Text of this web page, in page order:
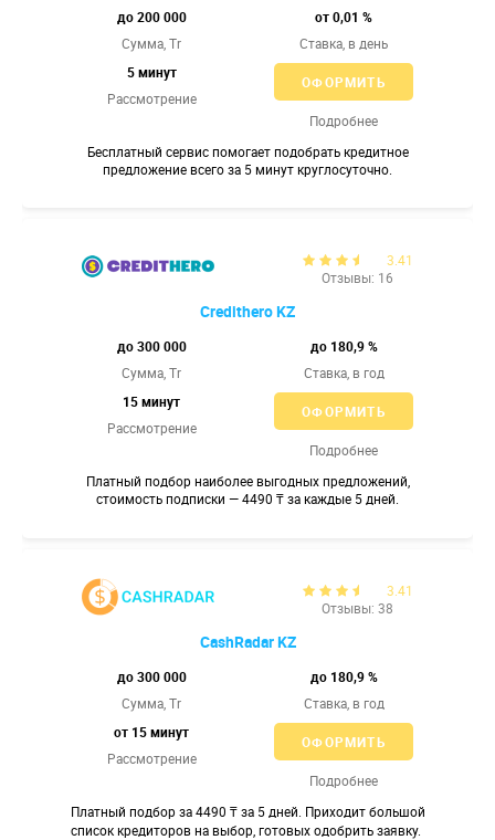
до 200 000
Сумма, Tr
от 0,01 %
Ставка, в день
5 минут
Рассмотрение
ОФОРМИТЬ
Подробнее
Бесплатный сервис помогает подобрать кредитное
предложение всего за 5 минут круглосуточно.
3.41
Отзывы: 16
Credithero KZ
до 300 000
Сумма, Tr
до 180,9 %
Ставка, в год
15 минут
Рассмотрение
ОФОРМИТЬ
Подробнее
Платный подбор наиболее выгодных предложений,
стоимость подписки — 4490 ₸ за каждые 5 дней.
3.41
Отзывы: 38
CashRadar KZ
до 300 000
Сумма, Tr
до 180,9 %
Ставка, в год
от 15 минут
Рассмотрение
ОФОРМИТЬ
Подробнее
Платный подбор за 4490 ₸ за 5 дней. Приходит большой
список кредиторов на выбор, готовых одобрить заявку.